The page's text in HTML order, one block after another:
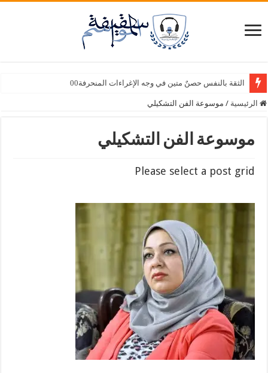
الثقة بالنفس حصنٌ متين في وجه الإغراءات المنحرفة00
الرئيسية / موسوعة الفن التشكيلي
موسوعة الفن التشكيلي
Please select a post grid